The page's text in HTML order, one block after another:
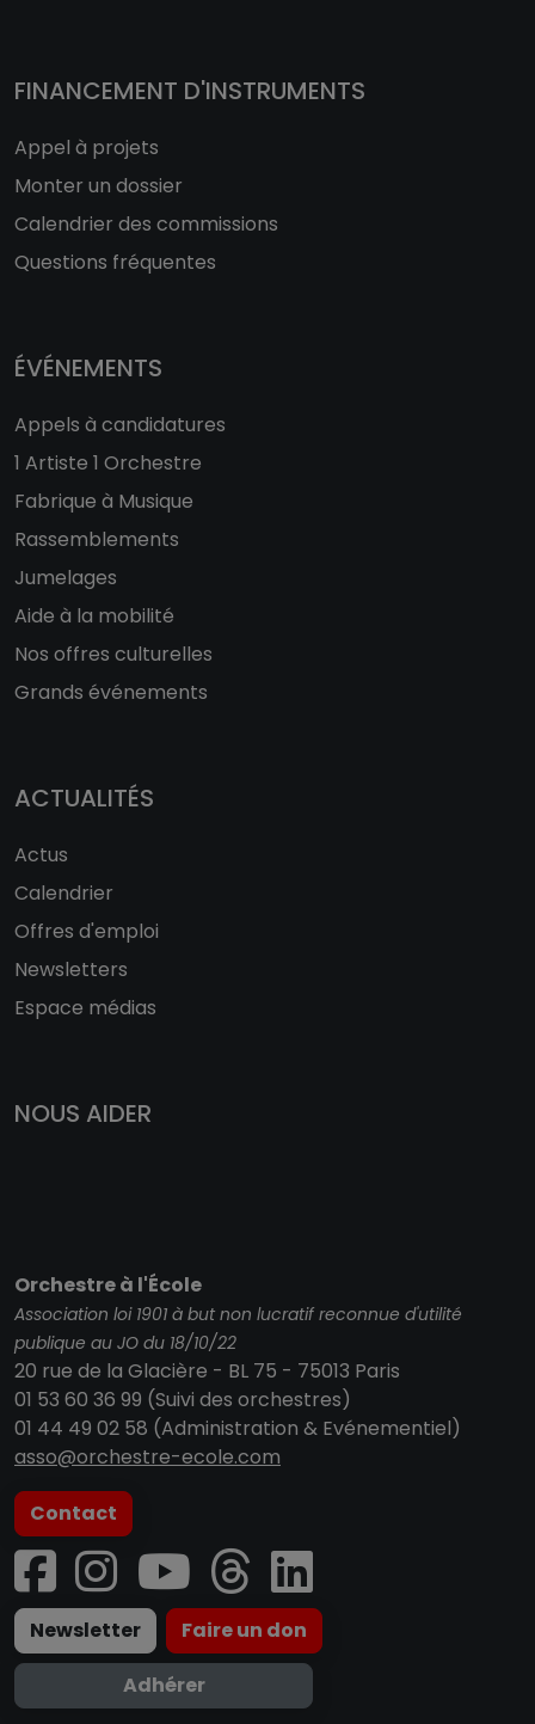
FINANCEMENT D'INSTRUMENTS
Appel à projets
Monter un dossier
Calendrier des commissions
Questions fréquentes
ÉVÉNEMENTS
Appels à candidatures
1 Artiste 1 Orchestre
Fabrique à Musique
Rassemblements
Jumelages
Aide à la mobilité
Nos offres culturelles
Grands événements
ACTUALITÉS
Actus
Calendrier
Offres d'emploi
Newsletters
Espace médias
NOUS AIDER
Orchestre à l'École
Association loi 1901 à but non lucratif reconnue d'utilité
publique au JO du 18/10/22
20 rue de la Glacière - BL 75 - 75013 Paris
01 53 60 36 99 (Suivi des orchestres)
01 44 49 02 58 (Administration & Evénementiel)
asso@orchestre-ecole.com
Contact
Newsletter
Faire un don
Adhérer